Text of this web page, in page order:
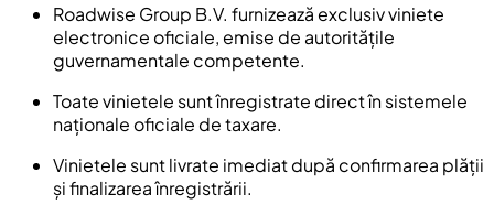
Roadwise Group B.V. furnizează exclusiv viniete
electronice oficiale, emise de autoritățile
guvernamentale competente.
Toate vinietele sunt înregistrate direct în sistemele
naționale oficiale de taxare.
Vinietele sunt livrate imediat după confirmarea plății
și finalizarea înregistrării.